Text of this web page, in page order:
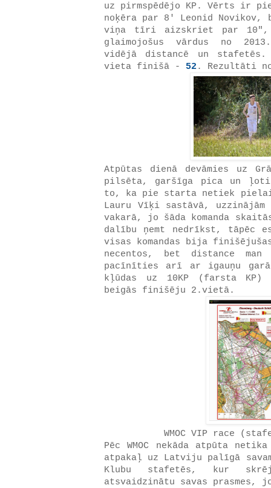
uz pirmspēdējo KP. Vērts ir
noķēra par 8' Leonid
viņa tīri aizskriet par 10",
glaimojošus vārdus no
vidējā distancē un
vieta finišā - 52. Rezultāti
Atpūtas dienā devāmies uz
pilsēta, garšīga pica un
to, ka pie starta netiek
Lauru Vīķi sastāvā,
vakarā, jo šāda komanda
dalību ņemt nedrīkst, tāpēc
visas komandas bija
necentos, bet distance
pacīnīties arī ar igauņu
kļūdas uz 10KP (farsta KP)
beigās finišēju 2.vietā.
WMOC VIP race
Pēc WMOC nekāda atpūta
atpakaļ uz Latviju palīgā
Klubu stafetēs, kur
atsvaidzinātu savas prasmes,